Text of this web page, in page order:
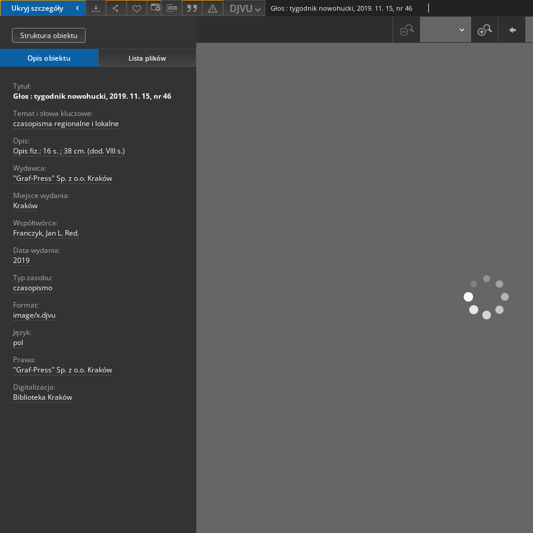
Ukryj szczegóły DJVU Głos : tygodnik nowohucki, 2019. 11. 15, nr 46
Struktura obiektu
Opis obiektu Lista plików
Tytuł:
Głos : tygodnik nowohucki, 2019. 11. 15, nr 46
Temat i słowa kluczowe:
czasopisma regionalne i lokalne
Opis:
Opis fiz.: 16 s. ; 38 cm. (dod. VIII s.)
Wydawca:
"Graf-Press" Sp. z o.o. Kraków
Miejsce wydania:
Kraków
Współtwórca:
Franczyk, Jan L. Red.
Data wydania:
2019
Typ zasobu:
czasopismo
Format:
image/x.djvu
Język:
pol
Prawa:
"Graf-Press" Sp. z o.o. Kraków
Digitalizacja:
Biblioteka Kraków